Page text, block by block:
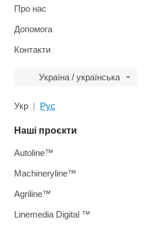
Про нас
Допомога
Контакти
Україна / українська
Укр Рус
Наші проєкти
Autoline™
Machineryline™
Agriline™
Linemedia Digital ™